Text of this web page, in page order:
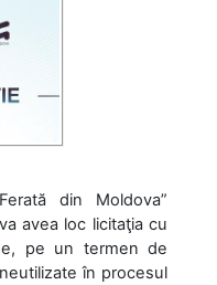
din Moldova”
avea loc licitaţia cu
pe un termen de
în procesul